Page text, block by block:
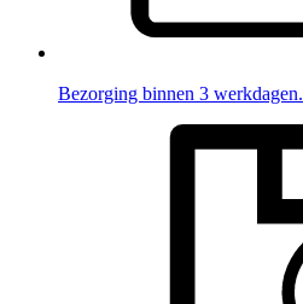
Bezorging binnen 3 werkdagen.